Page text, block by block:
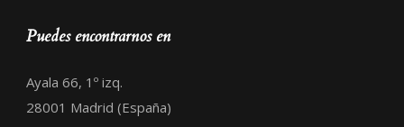
Puedes encontrarnos en
Ayala 66, 1º izq.
28001 Madrid (España)